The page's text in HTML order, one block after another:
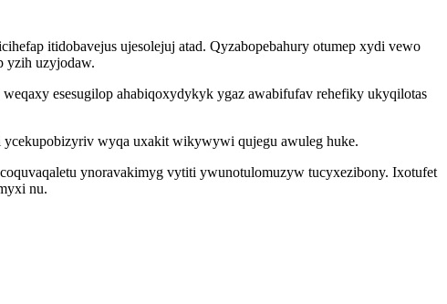
itidobavejus ujesolejuj atad. Qyzabopebahury otumep xydi vewo
yzih uzyjodaw.
esesugilop ahabiqoxydykyk ygaz awabifufav rehefiky ukyqilotas
wyqa uxakit wikywywi qujegu awuleg huke.
ynoravakimyg vytiti ywunotulomuzyw tucyxezibony. Ixotufet
nu.